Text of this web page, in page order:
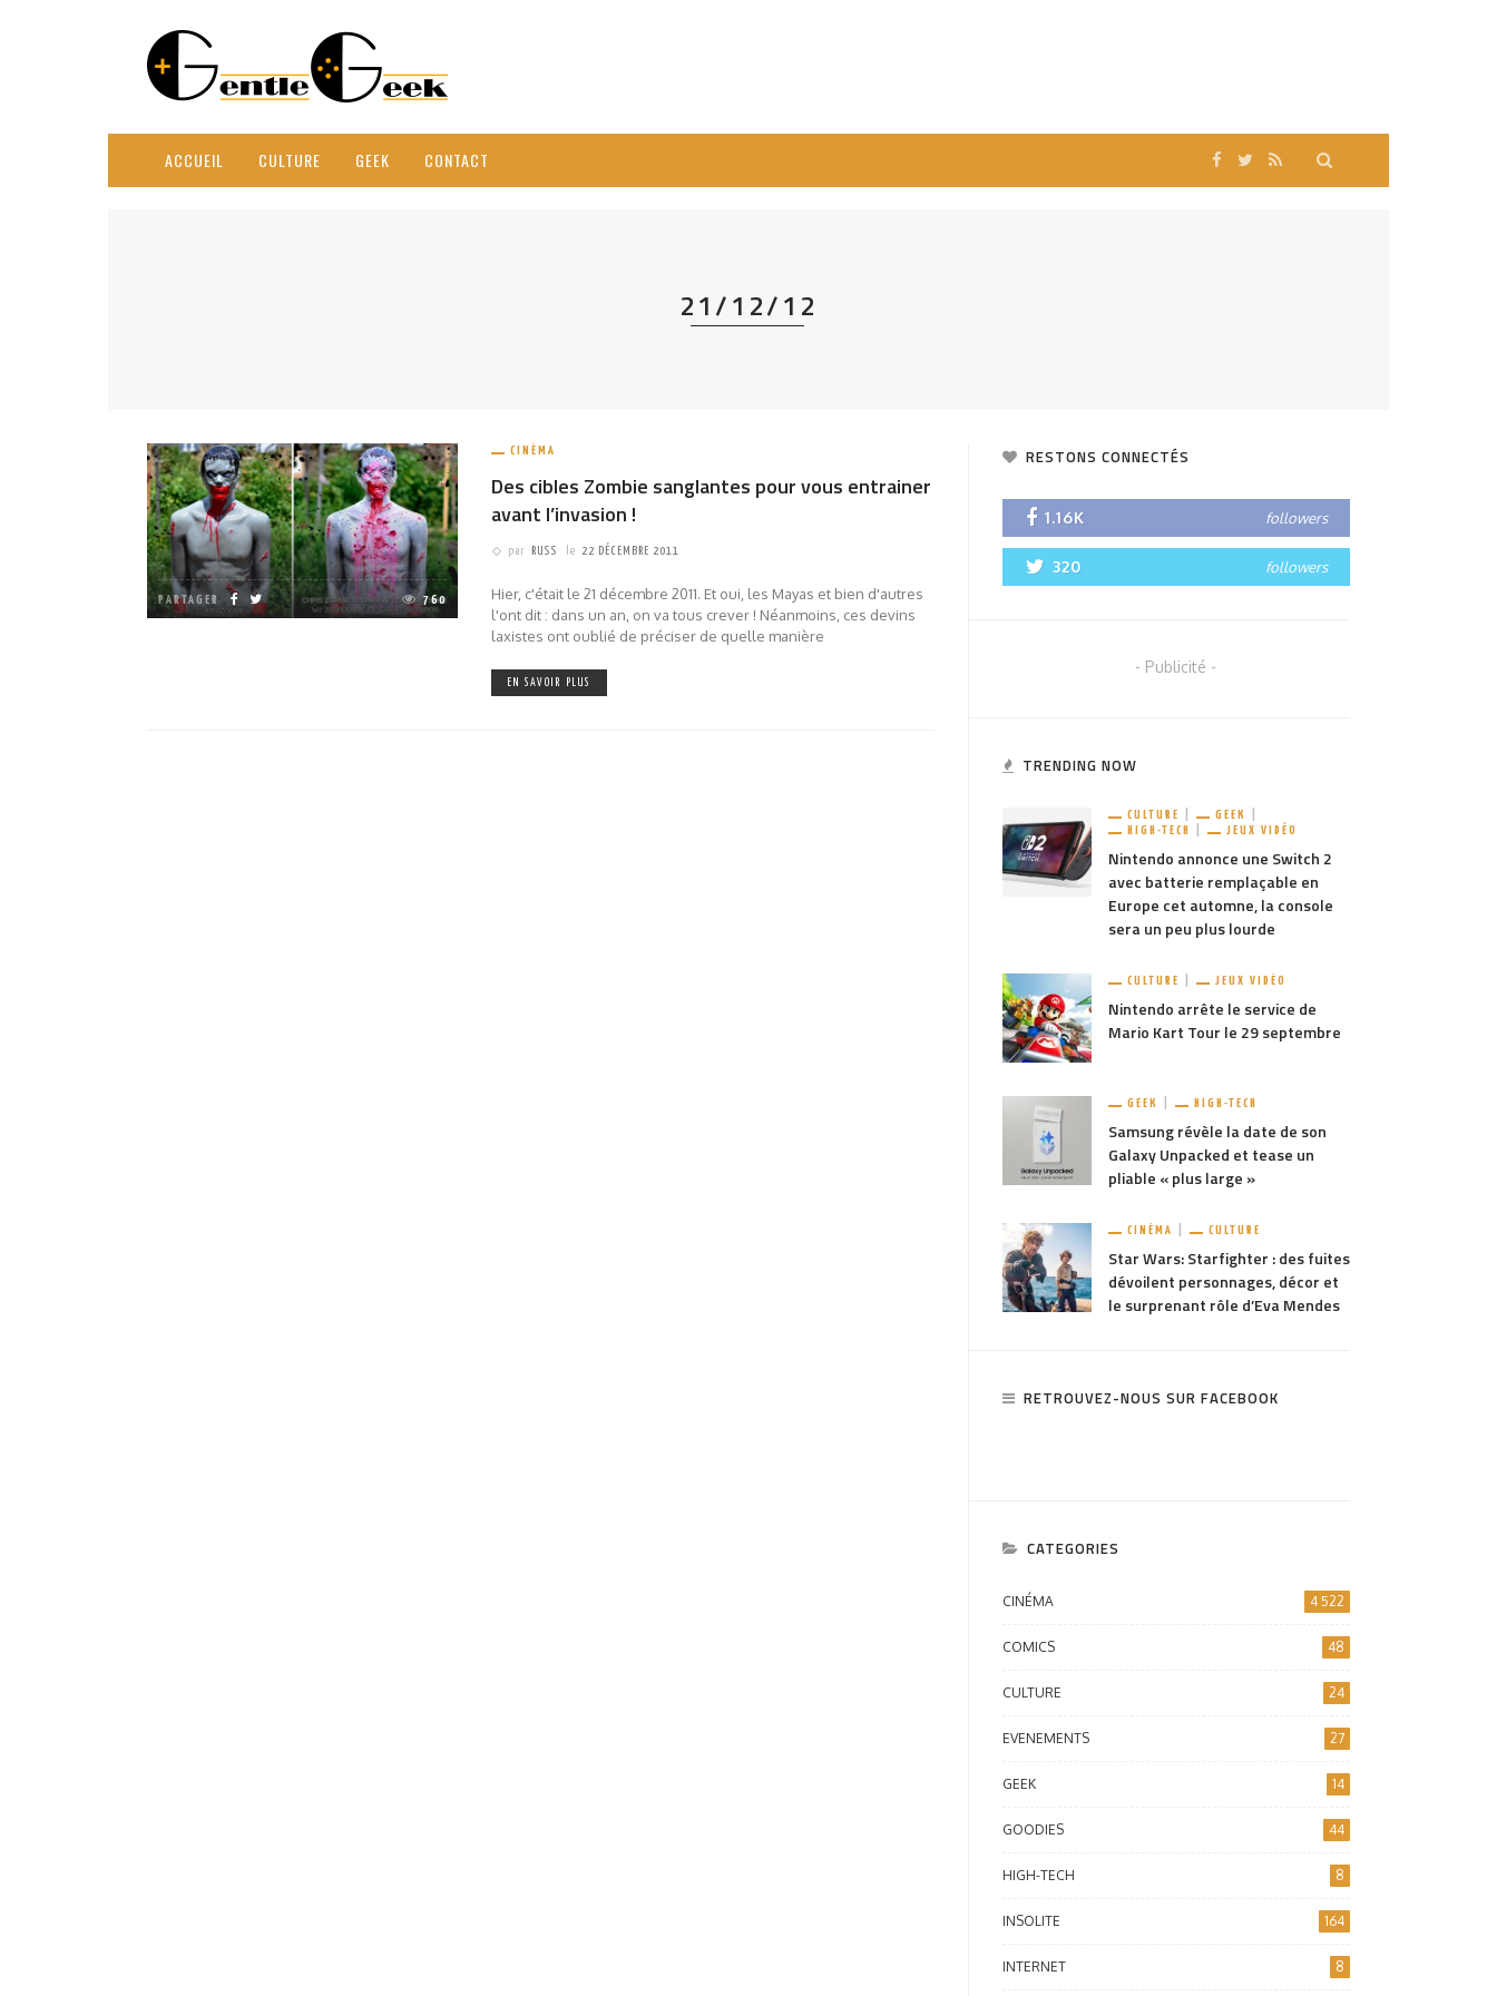
ACCUEIL CULTURE GEEK CONTACT
21/12/12
PARTAGER 760
CINÉMA
Des cibles Zombie sanglantes pour vous entrainer
avant l’invasion !
par RUSS le 22 DÉCEMBRE 2011
Hier, c'était le 21 décembre 2011. Et oui, les Mayas et bien d'autres
l'ont dit : dans un an, on va tous crever ! Néanmoins, ces devins
laxistes ont oublié de préciser de quelle manière
EN SAVOIR PLUS
RESTONS CONNECTÉS
1.16K followers
320 followers
- Publicité -
TRENDING NOW
CULTURE
GEEK
HIGH-TECH
JEUX VIDÉO
Nintendo annonce une Switch 2
avec batterie remplaçable en
Europe cet automne, la console
sera un peu plus lourde
CULTURE JEUX VIDÉO
Nintendo arrête le service de
Mario Kart Tour le 29 septembre
GEEK HIGH-TECH
Samsung révèle la date de son
Galaxy Unpacked et tease un
pliable « plus large »
CINÉMA CULTURE
Star Wars: Starfighter : des fuites
dévoilent personnages, décor et
le surprenant rôle d’Eva Mendes
RETROUVEZ-NOUS SUR FACEBOOK
CATEGORIES
CINÉMA 4 522
COMICS 48
CULTURE 24
EVENEMENTS 27
GEEK 14
GOODIES 44
HIGH-TECH 8
INSOLITE 164
INTERNET 8